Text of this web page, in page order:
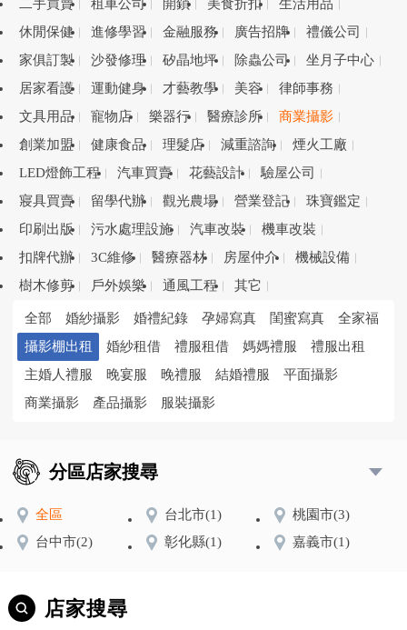
二手買賣
租車公司 開鎖 美食折扣
生活用品
休閒保健
進修學習 金融服務 廣告招牌
禮儀公司
家俱訂製
沙發修理 矽晶地坪 除蟲公司
坐月子中心
居家看護
運動健身 才藝教學 美容
律師事務
文具用品
寵物店 樂器行 醫療診所
商業攝影
創業加盟
健康食品 理髮店 減重諮詢
煙火工廠
LED燈飾工程
汽車買賣 花藝設計
驗屋公司
寢具買賣
留學代辦 觀光農場 營業登記
珠寶鑑定
印刷出版
污水處理設施 汽車改裝
機車改裝
扣牌代辦
3C維修 醫療器材 房屋仲介
機械設備
樹木修剪
戶外娛樂 通風工程 其它
全部 婚紗攝影 婚禮紀錄 孕婦寫真 閨蜜寫真
全家福
攝影棚出租
婚紗租借 禮服租借 媽媽禮服
禮服出租
主婚人禮服
晚宴服 晚禮服 結婚禮服
平面攝影
商業攝影
產品攝影 服裝攝影
分區店家搜尋
全區 台北市(1) 桃園市(3)
台中市(2) 彰化縣(1) 嘉義市(1)
店家搜尋